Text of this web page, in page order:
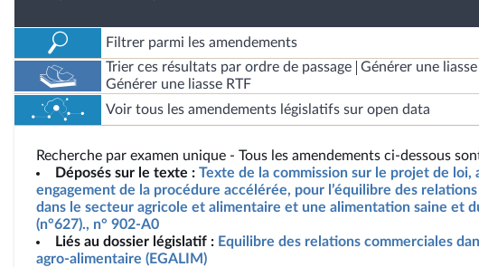
Filtrer parmi les amendements
Trier ces résultats par ordre de passage
Générer une
Générer une liasse RTF
Voir tous les amendements législatifs sur open data
Recherche par examen unique - Tous les amendements ci-dessous
Déposés sur le texte : Texte de la commission sur le projet de loi,
engagement de la procédure accélérée, pour l’équilibre des
dans le secteur agricole et alimentaire et une alimentation saine et
(n°627)., n° 902-A0
Liés au dossier législatif : Equilibre des relations commerciales
agro-alimentaire (EGALIM)